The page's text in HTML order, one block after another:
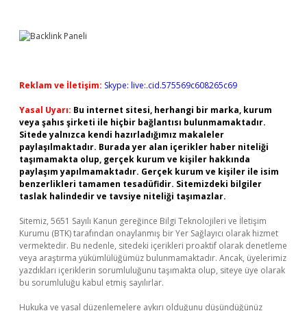
Reklam ve İletişim: Skype: live:.cid.575569c608265c69
Yasal Uyarı: Bu internet sitesi, herhangi bir marka, kurum
veya şahıs şirketi ile hiçbir bağlantısı bulunmamaktadır.
Sitede yalnızca kendi hazırladığımız makaleler
paylaşılmaktadır. Burada yer alan içerikler haber niteliği
taşımamakta olup, gerçek kurum ve kişiler hakkında
paylaşım yapılmamaktadır. Gerçek kurum ve kişiler ile isim
benzerlikleri tamamen tesadüfidir. Sitemizdeki bilgiler
taslak halindedir ve tavsiye niteliği taşımazlar.
Sitemiz, 5651 Sayılı Kanun gereğince Bilgi Teknolojileri ve İletişim
Kurumu (BTK) tarafından onaylanmış bir Yer Sağlayıcı olarak hizmet
vermektedir. Bu nedenle, sitedeki içerikleri proaktif olarak denetleme
veya araştırma yükümlülüğümüz bulunmamaktadır. Ancak, üyelerimiz
yazdıkları içeriklerin sorumluluğunu taşımakta olup, siteye üye olarak
bu sorumluluğu kabul etmiş sayılırlar.
Hukuka ve yasal düzenlemelere aykırı olduğunu düşündüğünüz